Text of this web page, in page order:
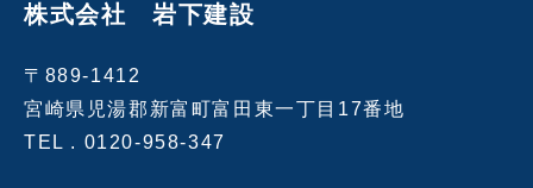
株式会社 岩下建設
〒889-1412
宮崎県児湯郡新富町富田東一丁目17番地
TEL . 0120-958-347